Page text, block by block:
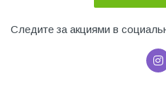
Следите за акциями в